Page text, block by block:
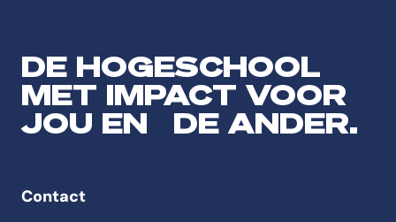
DE HOGESCHOOL
MET IMPACT VOOR
JOU EN DE ANDER.
Contact